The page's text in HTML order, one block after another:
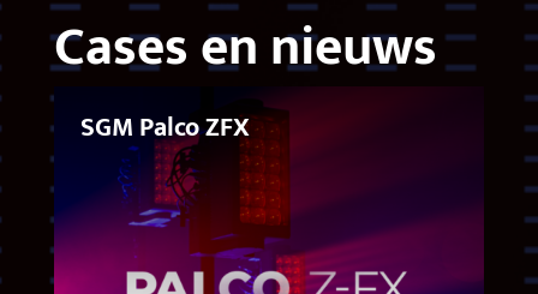
Cases en nieuws
SGM Palco ZFX